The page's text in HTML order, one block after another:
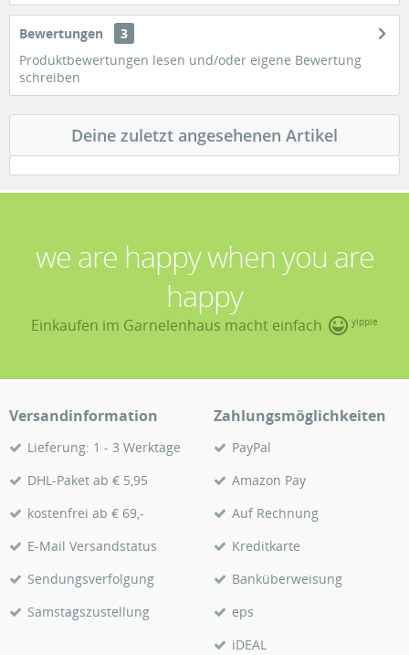
Bewertungen
3
Produktbewertungen lesen und/oder eigene Bewertung
schreiben
Deine zuletzt angesehenen Artikel
we are happy when you are
happy
Einkaufen im Garnelenhaus macht einfach yippie
Versandinformation
Lieferung: 1 - 3 Werktage
DHL-Paket ab € 5,95
kostenfrei ab € 69,-
E-Mail Versandstatus
Sendungsverfolgung
Samstagszustellung
Zahlungsmöglichkeiten
PayPal
Amazon Pay
Auf Rechnung
Kreditkarte
Banküberweisung
eps
iDEAL